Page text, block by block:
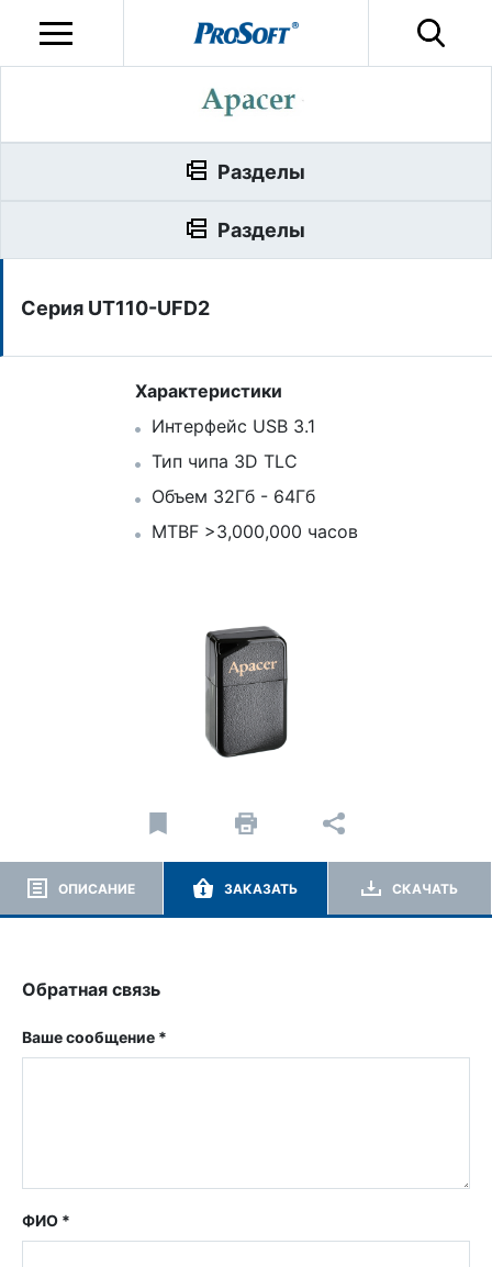
Серия UT110-UFD2
Характеристики
Интерфейс USB 3.1
Тип чипа 3D TLC
Объем 32Гб - 64Гб
MTBF >3,000,000 часов
ОПИСАНИЕ ЗАКАЗАТЬ СКАЧАТЬ
Обратная связь
Ваше сообщение *
ФИО *
Разделы
Разделы